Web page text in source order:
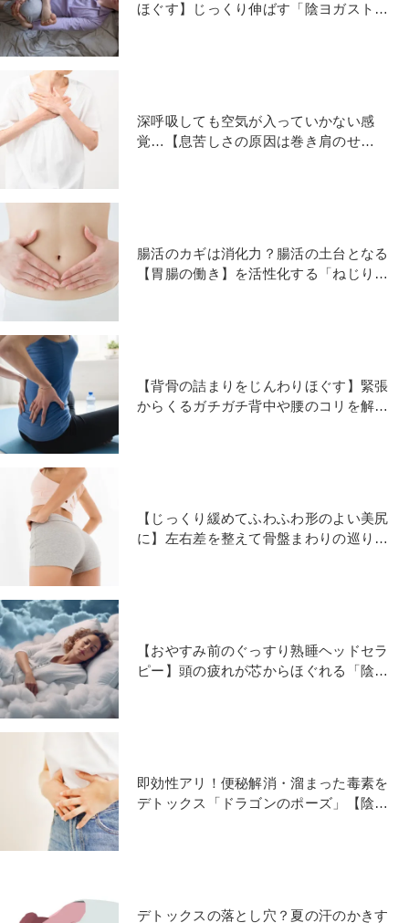
ほぐす】じっくり伸ばす「陰ヨガストレ
深呼吸しても空気が入っていかない感
覚…【息苦しさの原因は巻き肩のせ
腸活のカギは消化力？腸活の土台となる
【胃腸の働き】を活性化する「ねじりス
【背骨の詰まりをじんわりほぐす】緊張
からくるガチガチ背中や腰のコリを解消
【じっくり緩めてふわふわ形のよい美尻
に】左右差を整えて骨盤まわりの巡りを
【おやすみ前のぐっすり熟睡ヘッドセラ
ピー】頭の疲れが芯からほぐれる「陰ヨ
即効性アリ！便秘解消・溜まった毒素を
デトックス「ドラゴンのポーズ」【陰ヨ
デトックスの落とし穴？夏の汗のかきす